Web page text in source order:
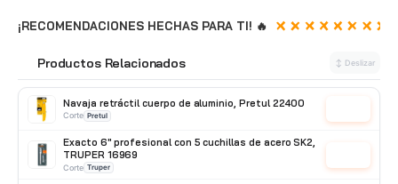
¡RECOMENDACIONES HECHAS PARA TI! 🔥
Productos Relacionados ↕ Deslizar
Navaja retráctil cuerpo de aluminio, Pretul 22400
Corte Pretul
Exacto 6" profesional con 5 cuchillas de acero SK2,
TRUPER 16969
Corte Truper